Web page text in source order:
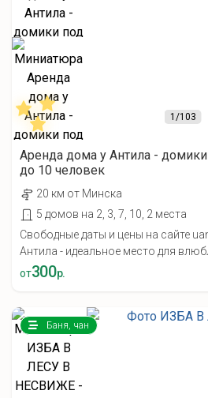
1 /103
Аренда дома у Антила -
до 10 человек
20 км от Минска
5 домов на 2, 3, 7, 10, 2 места
Свободные даты и цены на сайте
Антила - идеальное место для
от300р.
Баня, чан